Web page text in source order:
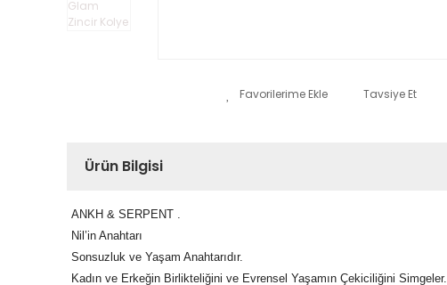
Tavsiye Et
Ürün Bilgisi
ANKH & SERPENT .
Nil’in Anahtarı
Sonsuzluk ve Yaşam Anahtarıdır.
Kadın ve Erkeğin Birlikteliğini ve Evrensel Yaşamın Çekiciliğini Simgeler.